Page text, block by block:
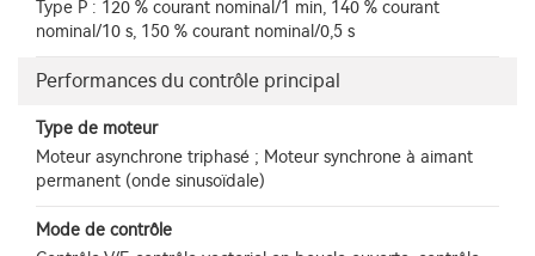
Type P : 120 % courant nominal/1 min, 140 % courant
nominal/10 s, 150 % courant nominal/0,5 s
Performances du contrôle principal
Type de moteur
Moteur asynchrone triphasé ; Moteur synchrone à aimant
permanent (onde sinusoïdale)
Mode de contrôle